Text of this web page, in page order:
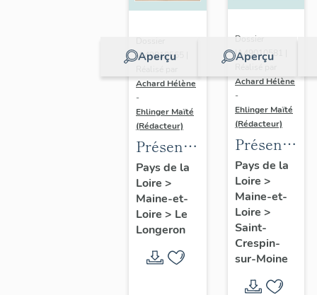
Aperçu
IA49010565 |
Achard Hélène
-
Ehlinger Maïté
(Rédacteur)
Présentation
du
patrimoine
industriel
de la
commune
du
Pays de la
Loire >
Maine-et-
Loire > Le
Longeron
Aperçu
Dossier
IA49010581 |
Achard Hélène
-
Ehlinger Maïté
(Rédacteur)
du
patrimoine
industriel
de la
commune
de Saint-
Crespin-
Pays de la
Loire >
Maine-et-
Loire >
Saint-
Crespin-
sur-Moine